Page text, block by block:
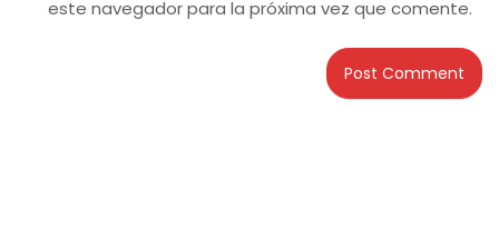
este navegador para la próxima vez que comente.